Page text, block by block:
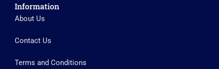
Information
About Us
Contact Us
Terms and Conditions